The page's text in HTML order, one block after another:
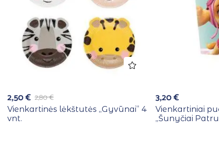
2,80€
2,50€
Vienkartinės lėkštutės ,,Gyvūnai” 4
vnt.
3,20€
Vienkartiniai
,,Šunyčiai